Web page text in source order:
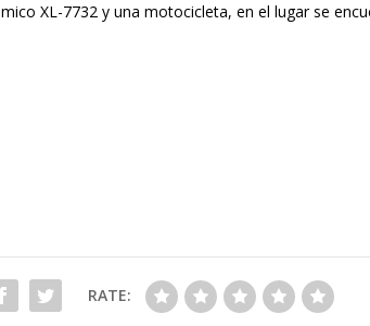
XL-7732 y una motocicleta, en el lugar se
RATE: